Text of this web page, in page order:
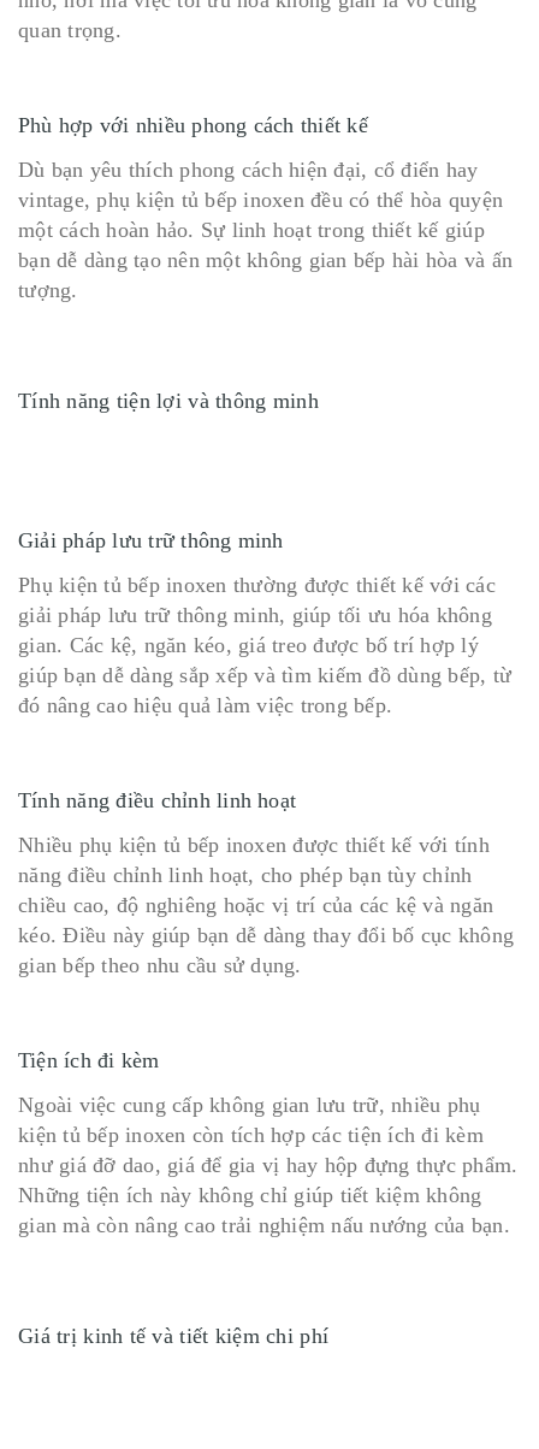
quan trọng.
Phù hợp với nhiều phong cách thiết kế
Dù bạn yêu thích phong cách hiện đại, cổ điển hay
vintage, phụ kiện tủ bếp inoxen đều có thể hòa quyện
một cách hoàn hảo. Sự linh hoạt trong thiết kế giúp
bạn dễ dàng tạo nên một không gian bếp hài hòa và ấn
tượng.
Tính năng tiện lợi và thông minh
Giải pháp lưu trữ thông minh
Phụ kiện tủ bếp inoxen thường được thiết kế với các
giải pháp lưu trữ thông minh, giúp tối ưu hóa không
gian. Các kệ, ngăn kéo, giá treo được bố trí hợp lý
giúp bạn dễ dàng sắp xếp và tìm kiếm đồ dùng bếp, từ
đó nâng cao hiệu quả làm việc trong bếp.
Tính năng điều chỉnh linh hoạt
Nhiều phụ kiện tủ bếp inoxen được thiết kế với tính
năng điều chỉnh linh hoạt, cho phép bạn tùy chỉnh
chiều cao, độ nghiêng hoặc vị trí của các kệ và ngăn
kéo. Điều này giúp bạn dễ dàng thay đổi bố cục không
gian bếp theo nhu cầu sử dụng.
Tiện ích đi kèm
Ngoài việc cung cấp không gian lưu trữ, nhiều phụ
kiện tủ bếp inoxen còn tích hợp các tiện ích đi kèm
như giá đỡ dao, giá để gia vị hay hộp đựng thực phẩm.
Những tiện ích này không chỉ giúp tiết kiệm không
gian mà còn nâng cao trải nghiệm nấu nướng của bạn.
Giá trị kinh tế và tiết kiệm chi phí